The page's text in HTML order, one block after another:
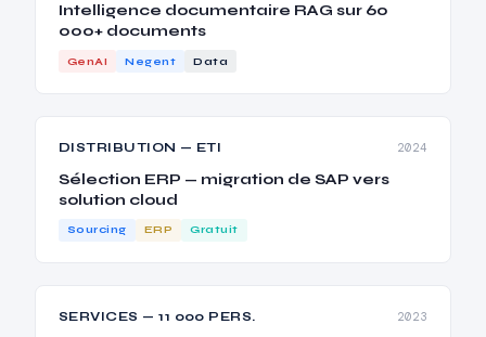
Intelligence documentaire RAG sur 60
000+ documents
GenAI Negent Data
DISTRIBUTION — ETI 2024
Sélection ERP — migration de SAP vers
solution cloud
Sourcing ERP Gratuit
SERVICES — 11 000 PERS. 2023